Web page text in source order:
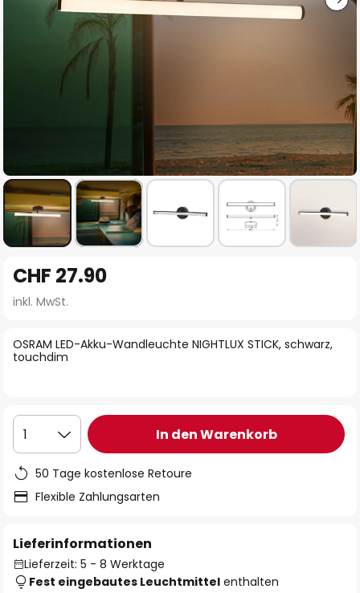
Anfang
der
springen
OSRAM LED-Akku-Wandleuchte NIGHTLUX STICK, schwarz,
touchdim
CHF 27.90
inkl. MwSt.
1 In den Warenkorb
50 Tage kostenlose Retoure
Flexible Zahlungsarten
Lieferinformationen
Lieferzeit: 5 - 8 Werktage
Fest eingebautes Leuchtmittel enthalten